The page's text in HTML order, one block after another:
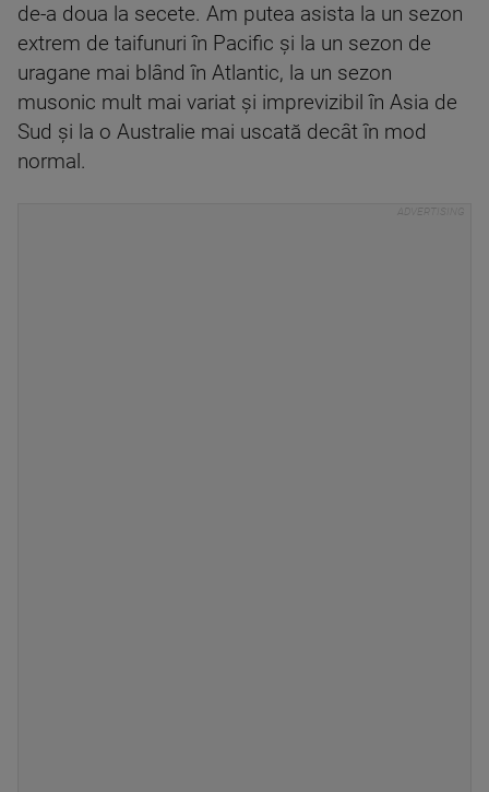
de-a doua la secete. Am putea asista la un sezon
extrem de taifunuri în Pacific și la un sezon de
uragane mai blând în Atlantic, la un sezon
musonic mult mai variat și imprevizibil în Asia de
Sud și la o Australie mai uscată decât în mod
normal.